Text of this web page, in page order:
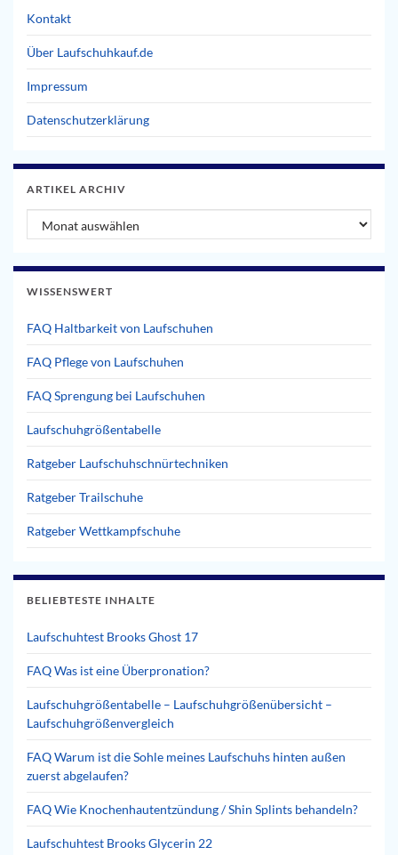
Kontakt
Über Laufschuhkauf.de
Impressum
Datenschutzerklärung
ARTIKEL ARCHIV
Artikel Archiv
WISSENSWERT
FAQ Haltbarkeit von Laufschuhen
FAQ Pflege von Laufschuhen
FAQ Sprengung bei Laufschuhen
Laufschuhgrößentabelle
Ratgeber Laufschuhschnürtechniken
Ratgeber Trailschuhe
Ratgeber Wettkampfschuhe
BELIEBTESTE INHALTE
Laufschuhtest Brooks Ghost 17
FAQ Was ist eine Überpronation?
Laufschuhgrößentabelle – Laufschuhgrößenübersicht –
Laufschuhgrößenvergleich
FAQ Warum ist die Sohle meines Laufschuhs hinten außen
zuerst abgelaufen?
FAQ Wie Knochenhautentzündung / Shin Splints behandeln?
Laufschuhtest Brooks Glycerin 22